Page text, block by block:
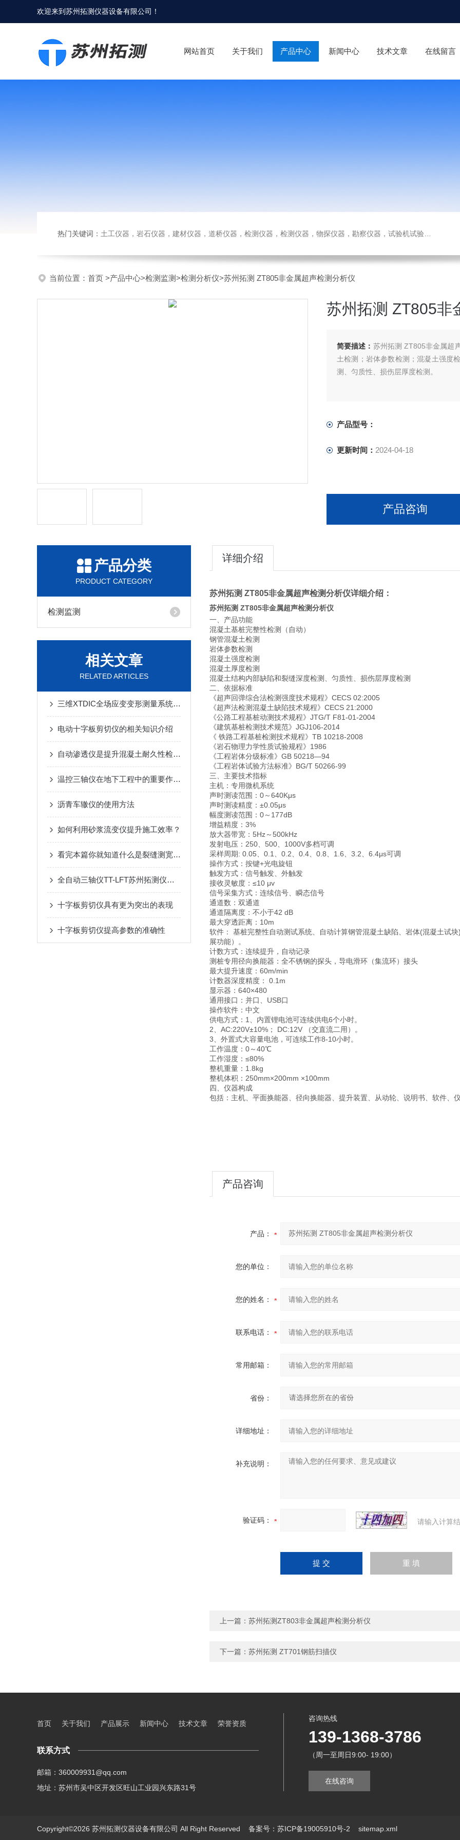
欢迎来到苏州拓测仪器设备有限公司 ！
网站首页 关于我们 产品中心 新闻中心 技术文章 在线留言
热门关键词： 土工仪器，岩石仪器，建材仪器，道桥仪器，检测仪器，检测仪器，物探仪器，勘察仪器，试验机试验箱，整体方案
当前位置： 首页 >产品中心>检测监测>检测分析仪>苏州拓测 ZT805非金属超声检测分析仪
苏州拓测 ZT805非
简要描述： 苏州拓测 ZT805非金属超
土检测；岩体参数检测；混凝土强度
测、匀质性、损伤层厚度检测。
产品型号：
更新时间： 2024-04-18
产品咨询
产品分类
PRODUCT CATEGORY
检测监测
相关文章
RELATED ARTICLES
三维XTDIC全场应变变形测量系统在土木工程领域案例
电动十字板剪切仪的相关知识介绍
自动渗透仪是提升混凝土耐久性检测新标准
温控三轴仪在地下工程中的重要作用：土壤稳定性与温度影响分析
沥青车辙仪的使用方法
如何利用砂浆流变仪提升施工效率？
看完本篇你就知道什么是裂缝测宽仪了
全自动三轴仪TT-LFT苏州拓测仪器设备有限公司
十字板剪切仪具有更为突出的表现
十字板剪切仪提高参数的准确性
详细介绍
苏州拓测 ZT805非金属超声检测分析仪详细介绍：
苏州拓测 ZT805非金属超声检测分析仪
一、产品功能
混凝土基桩完整性检测（自动）
钢管混凝土检测
岩体参数检测
混凝土强度检测
混凝土厚度检测
混凝土结构内部缺陷和裂缝深度检测、匀质性、损伤层厚度检测
二、依据标准
《超声回弹综合法检测强度技术规程》CECS 02:2005
《超声法检测混凝土缺陷技术规程》CECS 21:2000
《公路工程基桩动测技术规程》JTG/T F81-01-2004
《建筑基桩检测技术规范》JGJ106-2014
《 铁路工程基桩检测技术规程》TB 10218-2008
《岩石物理力学性质试验规程》1986
《工程岩体分级标准》GB 50218—94
《工程岩体试验方法标准》BG/T 50266-99
三、主要技术指标
主机：专用微机系统
声时测读范围：0～640Kμs
声时测读精度：±0.05μs
幅度测读范围：0～177dB
增益精度：3%
放大器带宽：5Hz～500kHz
发射电压：250、500、1000V多档可调
采样周期: 0.05、0.1、0.2、0.4、0.8、1.6、3.2、6.4μs可调
操作方式：按键+光电旋钮
触发方式：信号触发、外触发
接收灵敏度：≤10 μv
信号采集方式：连续信号、瞬态信号
通道数：双通道
通道隔离度：不小于42 dB
最大穿透距离：10m
软件： 基桩完整性自动测试系统、自动计算钢管混凝土缺陷、岩体(混凝土试
展功能）。
计数方式：连续提升，自动记录
测桩专用径向换能器：全不锈钢的探头，导电滑环（集流环）接头
最大提升速度：60m/min
计数器深度精度： 0.1m
显示器：640×480
通用接口：并口、USB口
操作软件：中文
供电方式：1、内置锂电池可连续供电6个小时。
2、AC:220V±10%； DC:12V （交直流二用）。
3、外置式大容量电池，可连续工作8-10小时。
工作温度：0～40℃
工作湿度：≤80%
整机重量：1.8kg
整机体积：250mm×200mm ×100mm
四、仪器构成
包括：主机、平面换能器、径向换能器、提升装置、从动轮、说明书、软件、
产品咨询
产品：
您的单位：
您的姓名：
联系电话：
常用邮箱：
省份：
详细地址：
补充说明：
验证码： 请输入计算
上一篇： 苏州拓测ZT803非金属超声检测分析仪
下一篇： 苏州拓测 ZT701钢筋扫描仪
首页 关于我们 产品展示 新闻中心 技术文章 荣誉资质
联系方式
邮箱：360009931@qq.com
地址：苏州市吴中区开发区旺山工业园兴东路31号
咨询热线
139-1368-3786
（周一至周日9:00- 19:00）
在线咨询
Copyright©2026 苏州拓测仪器设备有限公司 All Right Reserved 备案号：苏ICP备19005910号-2 sitemap.xml